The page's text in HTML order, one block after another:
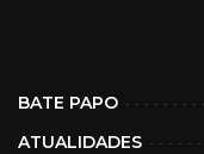
BATE PAPO
ATUALIDADES